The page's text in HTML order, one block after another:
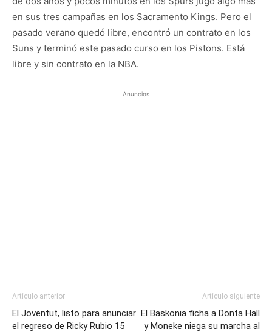
en sus tres campañas en los Sacramento Kings. Pero el
pasado verano quedó libre, encontró un contrato en los
Suns y terminó este pasado curso en los Pistons. Está
libre y sin contrato en la NBA.
Anuncios
Artículo anterior
El Joventut, listo para anunciar
el regreso de Ricky Rubio 15
Artículo siguiente
El Baskonia ficha a Donta Hall
y Moneke niega su marcha al